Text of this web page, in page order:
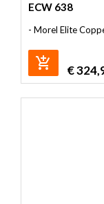
ECW 638
- Morel Elite
€